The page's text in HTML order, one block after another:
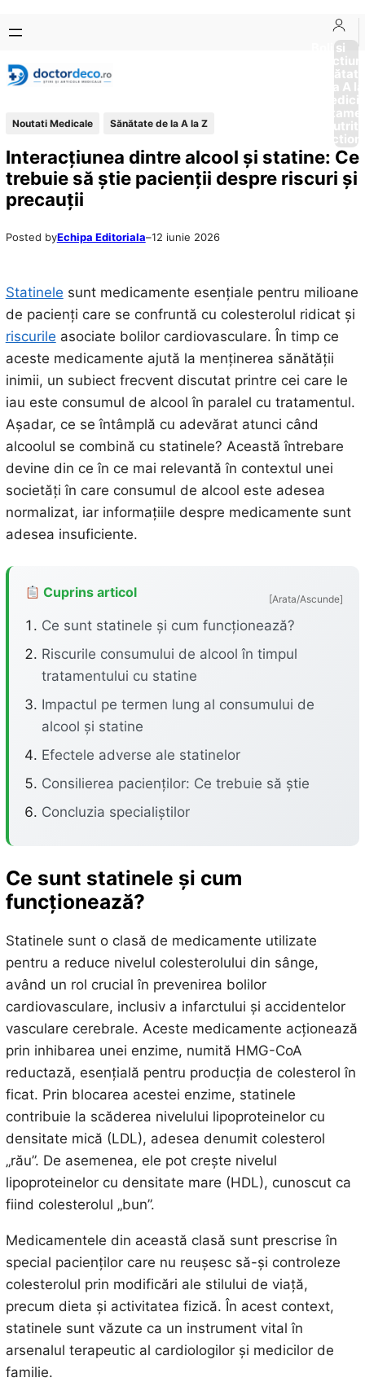
conținut
content
Boli si
Afectiuni
Sănătate
de la A
Noutati Medicale Sănătate de la A la Z
Interacțiunea dintre alcool și statine: Ce
trebuie să știe pacienții despre riscuri și
precauții
Posted byEchipa Editoriala–12 iunie 2026
Statinele sunt medicamente esențiale pentru milioane
de pacienți care se confruntă cu colesterolul ridicat și
riscurile asociate bolilor cardiovasculare. În timp ce
aceste medicamente ajută la menținerea sănătății
inimii, un subiect frecvent discutat printre cei care le
iau este consumul de alcool în paralel cu tratamentul.
Așadar, ce se întâmplă cu adevărat atunci când
alcoolul se combină cu statinele? Această întrebare
devine din ce în ce mai relevantă în contextul unei
societăți în care consumul de alcool este adesea
normalizat, iar informațiile despre medicamente sunt
adesea insuficiente.
Cuprins articol [Arata/Ascunde]
Ce sunt statinele și cum funcționează?
Riscurile consumului de alcool în timpul
tratamentului cu statine
Impactul pe termen lung al consumului de
alcool și statine
Efectele adverse ale statinelor
Consilierea pacienților: Ce trebuie să știe
Concluzia specialiștilor
Ce sunt statinele și cum
funcționează?
Statinele sunt o clasă de medicamente utilizate
pentru a reduce nivelul colesterolului din sânge,
având un rol crucial în prevenirea bolilor
cardiovasculare, inclusiv a infarctului și accidentelor
vasculare cerebrale. Aceste medicamente acționează
prin inhibarea unei enzime, numită HMG-CoA
reductază, esențială pentru producția de colesterol în
ficat. Prin blocarea acestei enzime, statinele
contribuie la scăderea nivelului lipoproteinelor cu
densitate mică (LDL), adesea denumit colesterol
„rău”. De asemenea, ele pot crește nivelul
lipoproteinelor cu densitate mare (HDL), cunoscut ca
fiind colesterolul „bun”.
Medicamentele din această clasă sunt prescrise în
special pacienților care nu reușesc să-și controleze
colesterolul prin modificări ale stilului de viață,
precum dieta și activitatea fizică. În acest context,
statinele sunt văzute ca un instrument vital în
arsenalul terapeutic al cardiologilor și medicilor de
familie.